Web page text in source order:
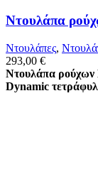
Ντουλάπα
Ντουλάπες,
293,00 €
Ντουλάπα ρούχων
Dynamic